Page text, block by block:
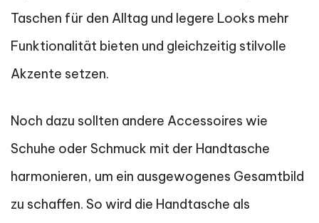
Taschen für den Alltag und legere Looks mehr
Funktionalität bieten und gleichzeitig stilvolle
Akzente setzen.
Noch dazu sollten andere Accessoires wie
Schuhe oder Schmuck mit der Handtasche
harmonieren, um ein ausgewogenes Gesamtbild
zu schaffen. So wird die Handtasche als